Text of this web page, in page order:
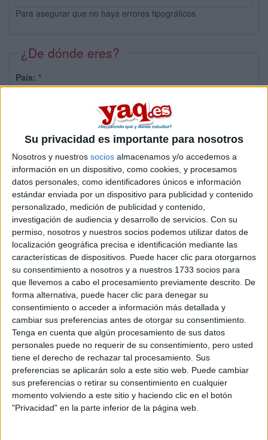
Su privacidad es importante para nosotros
Nosotros y nuestros socios almacenamos y/o accedemos a
información en un dispositivo, como cookies, y procesamos
datos personales, como identificadores únicos e información
estándar enviada por un dispositivo para publicidad y contenido
personalizado, medición de publicidad y contenido,
investigación de audiencia y desarrollo de servicios. Con su
permiso, nosotros y nuestros socios podemos utilizar datos de
localización geográfica precisa e identificación mediante las
características de dispositivos. Puede hacer clic para otorgarnos
su consentimiento a nosotros y a nuestros 1733 socios para
que llevemos a cabo el procesamiento previamente descrito. De
forma alternativa, puede hacer clic para denegar su
consentimiento o acceder a información más detallada y
cambiar sus preferencias antes de otorgar su consentimiento.
Tenga en cuenta que algún procesamiento de sus datos
personales puede no requerir de su consentimiento, pero usted
tiene el derecho de rechazar tal procesamiento. Sus
preferencias se aplicarán solo a este sitio web. Puede cambiar
sus preferencias o retirar su consentimiento en cualquier
momento volviendo a este sitio y haciendo clic en el botón
"Privacidad" en la parte inferior de la página web.
Para asegurar que no haya errores tipográficos
¿De dónde eres?
País: *
Sobre ti
Soy:*
Chico
Chica
¿En qué año terminas (o terminaste) bachillerato o FP?
Soy estudiante de:*
Términos y Condiciones de Uso
Aceptolos Términos y Condicionesde uso*